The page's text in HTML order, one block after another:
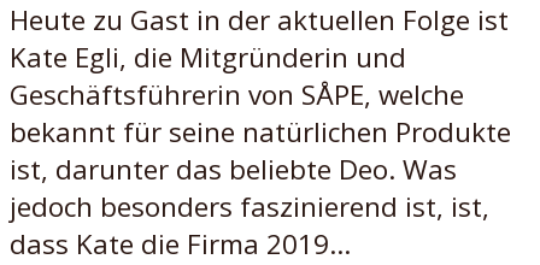
Heute zu Gast in der aktuellen Folge ist
Kate Egli, die Mitgründerin und
Geschäftsführerin von SÅPE, welche
bekannt für seine natürlichen Produkte
ist, darunter das beliebte Deo. Was
jedoch besonders faszinierend ist, ist,
dass Kate die Firma 2019...